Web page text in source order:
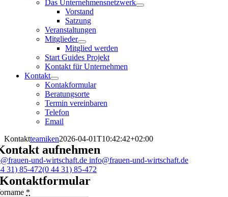
Das Unternehmensnetzwerk
Vorstand
Satzung
Veranstaltungen
Mitglieder
Mitglied werden
Start Guides Projekt
Kontakt für Unternehmen
Kontakt
Kontakformular
Beratungsorte
Termin vereinbaren
Telefon
Email
Kontaktteamiken2026-04-01T10:42:42+02:00
aufnehmen
und-wirtschaft.de info@frauen-und-wirtschaft.de
31) 85-472(0 44 31) 85-472
Kontaktformular
*